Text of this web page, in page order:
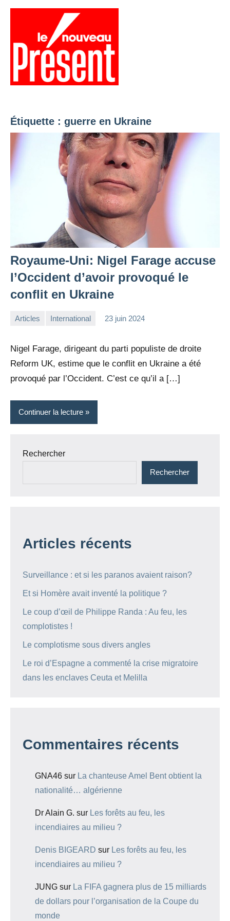
Aller
Étiquette : guerre en Ukraine
Royaume-Uni: Nigel Farage accuse
l’Occident d’avoir provoqué le
conflit en Ukraine
Articles International 23 juin 2024
Nigel Farage, dirigeant du parti populiste de droite
Reform UK, estime que le conflit en Ukraine a été
provoqué par l’Occident. C’est ce qu’il a […]
Continuer la lecture
Rechercher
Rechercher
Articles récents
Surveillance : et si les paranos avaient raison?
Et si Homère avait inventé la politique ?
Le coup d’œil de Philippe Randa : Au feu, les
complotistes !
Le complotisme sous divers angles
Le roi d’Espagne a commenté la crise migratoire
dans les enclaves Ceuta et Melilla
Commentaires récents
GNA46 sur La chanteuse Amel Bent obtient la
nationalité… algérienne
Dr Alain G. sur Les forêts au feu, les
incendiaires au milieu ?
Denis BIGEARD sur Les forêts au feu, les
incendiaires au milieu ?
JUNG sur La FIFA gagnera plus de 15 milliards
de dollars pour l’organisation de la Coupe du
monde